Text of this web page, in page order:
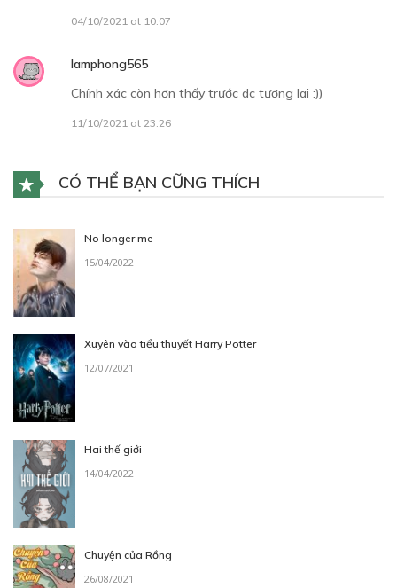
04/10/2021 at 10:07
lamphong565
Chính xác còn hơn thấy trước dc tương lai :))
11/10/2021 at 23:26
CÓ THỂ BẠN CŨNG THÍCH
No longer me
15/04/2022
Xuyên vào tiểu thuyết Harry Potter
12/07/2021
Hai thế giới
14/04/2022
Chuyện của Rồng
26/08/2021